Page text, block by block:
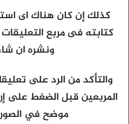
كذلك إن كان هناك اى
كتابته فى مربع
ونشره ان
والتأكد من الرد على
المربعين قبل الضغط على
موضح في